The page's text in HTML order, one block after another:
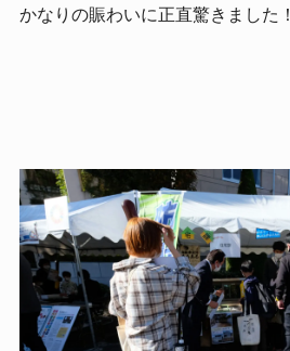
かなりの賑わいに正直驚きました！